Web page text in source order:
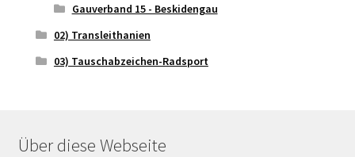
Gauverband 15 - Beskidengau
02) Transleithanien
03) Tauschabzeichen-Radsport
Über diese Webseite